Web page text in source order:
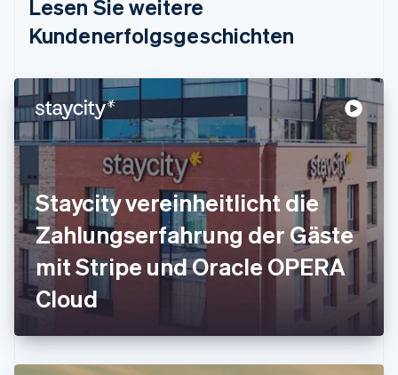
Lesen Sie weitere
Kundenerfolgsgeschichten
Staycity vereinheitlicht die
Zahlungserfahrung der Gäste
mit Stripe und Oracle OPERA
Cloud
DeutschEnglish
English
简体中文English
Finnland
EnglishSvenska
FrançaisEnglish
Gibraltar
English
Griechenland
English
Indien
English
Irland
English
Japan
日本語English